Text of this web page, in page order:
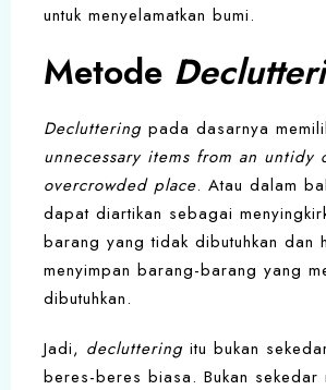
untuk menyelamatkan bumi.
Metode
Decluttering pada dasarnya
unnecessary items from an untidy
overcrowded place. Atau dalam
dapat diartikan sebagai
barang yang tidak dibutuhkan dan
menyimpan barang-barang yang
dibutuhkan.
Jadi, decluttering itu bukan
beres-beres biasa. Bukan sekedar